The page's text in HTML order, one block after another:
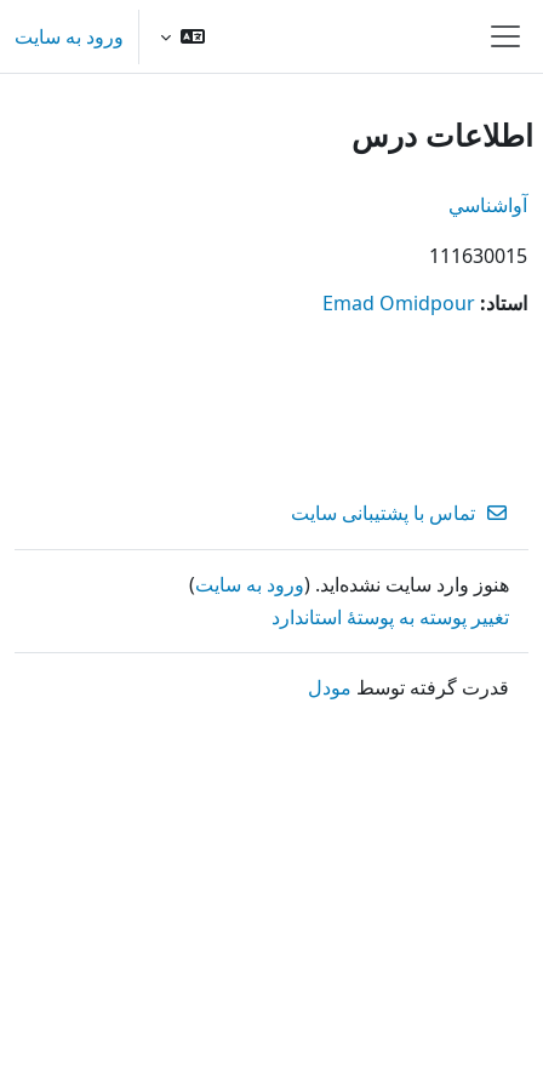
پنل کناری
ورود به سایت
اطلاعات درس
آواشناسي
111630015
استاد: Emad Omidpour
تماس با پشتیبانی سایت
هنوز وارد سایت نشده‌اید. (ورود به سایت)
تغییر پوسته به پوستهٔ استاندارد
قدرت گرفته توسط مودل